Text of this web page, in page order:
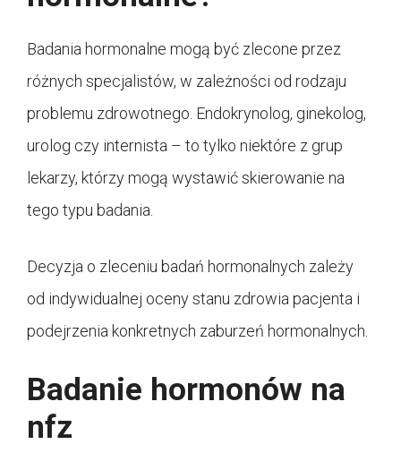
Badania hormonalne mogą być zlecone przez
różnych specjalistów, w zależności od rodzaju
problemu zdrowotnego. Endokrynolog, ginekolog,
urolog czy internista – to tylko niektóre z grup
lekarzy, którzy mogą wystawić skierowanie na
tego typu badania.
Decyzja o zleceniu badań hormonalnych zależy
od indywidualnej oceny stanu zdrowia pacjenta i
podejrzenia konkretnych zaburzeń hormonalnych.
Badanie hormonów na
nfz